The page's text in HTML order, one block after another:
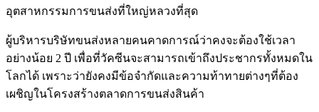
อุตสาหกรรมการขนส่งที่ใหญ่หลวงที่สุด
ผู้บริหารบริษัทขนส่งหลายคนคาดการณ์ว่าคงจะต้องใช้เวลา
อย่างน้อย 2 ปี เพื่อที่วัคซีนจะสามารถเข้าถึงประชากรทั้งหมดใน
โลกได้ เพราะว่ายังคงมีข้อจำกัดและความท้าทายต่างๆที่ต้อง
เผชิญในโครงสร้างตลาดการขนส่งสินค้า